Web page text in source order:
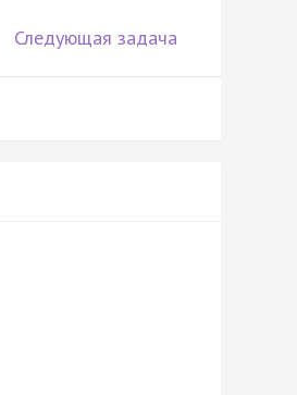
Следующая задача